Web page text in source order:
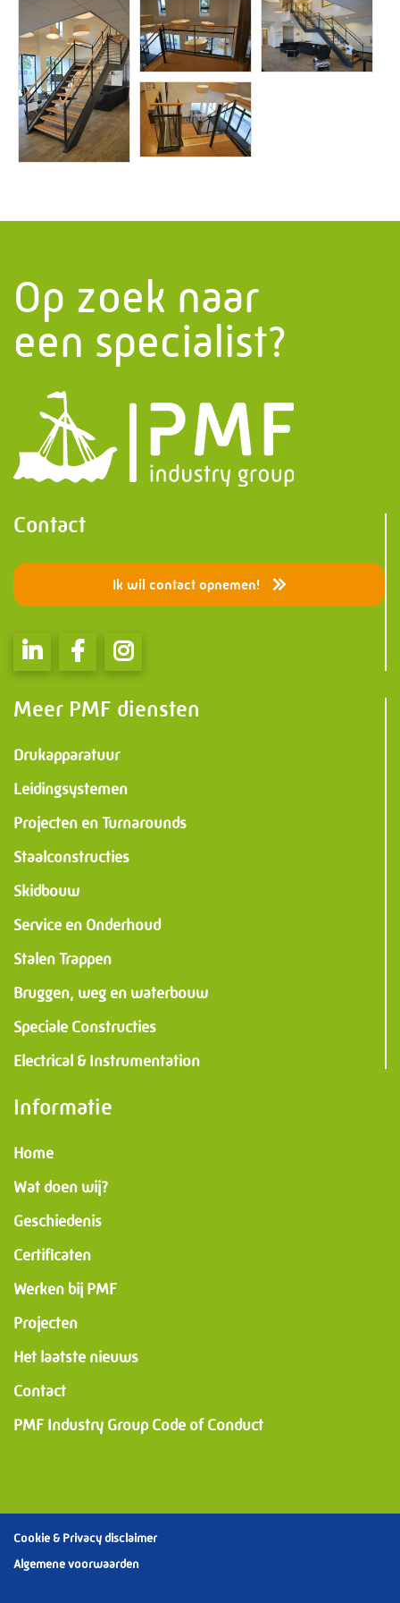
PMF Industry Group
Bekijk contact gegevens
info.uithuizen@pmfmechanical.nl
Op zoek naar
een specialist?
Contact
Ik wil contact opnemen!
Meer PMF diensten
Drukapparatuur
Leidingsystemen
Projecten en Turnarounds
Staalconstructies
Skidbouw
Service en Onderhoud
Stalen Trappen
Bruggen, weg en waterbouw
Speciale Constructies
Electrical & Instrumentation
Informatie
Home
Wat doen wij?
Geschiedenis
Certificaten
Werken bij PMF
Projecten
Het laatste nieuws
Contact
PMF Industry Group Code of Conduct
Cookie & Privacy disclaimer
Algemene voorwaarden